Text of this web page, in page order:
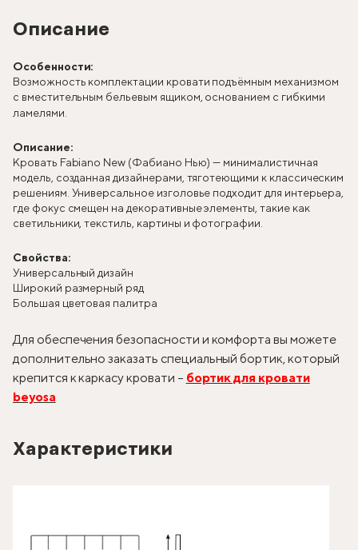
Описание
Особенности:
Возможность комплектации кровати подъёмным механизмом
с вместительным бельевым ящиком, основанием с гибкими
ламелями.
Описание:
Кровать Fabiano New (Фабиано Нью) — минималистичная
модель, созданная дизайнерами, тяготеющими к классическим
решениям. Универсальное изголовье подходит для интерьера,
где фокус смещен на декоративные элементы, такие как
светильники, текстиль, картины и фотографии.
Свойства:
Универсальный дизайн
Широкий размерный ряд
Большая цветовая палитра
Для обеспечения безопасности и комфорта вы можете
дополнительно заказать специальный бортик, который
крепится к каркасу кровати – бортик для кровати
beyosa
Характеристики